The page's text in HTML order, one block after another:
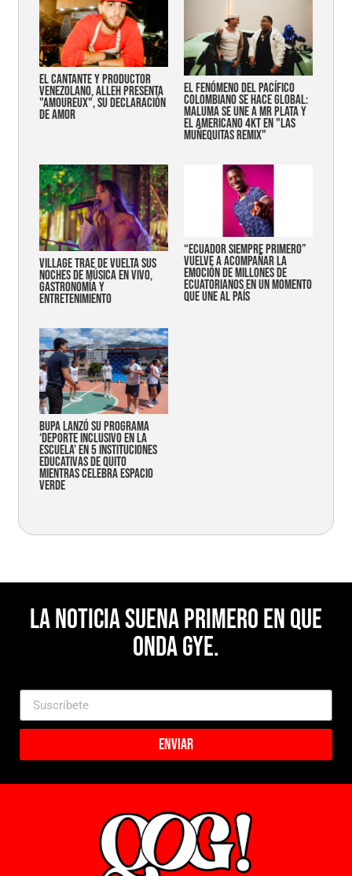
EL CANTANTE Y PRODUCTOR
VENEZOLANO, ALLEH PRESENTA
"AMOUREUX", SU DECLARACIÓN
DE AMOR
EL FENÓMENO DEL PACÍFICO
COLOMBIANO SE HACE GLOBAL:
MALUMA SE UNE A MR PLATA Y
EL AMERICANO 4KT EN "LAS
MUÑEQUITAS REMIX"
Village trae de vuelta sus
noches de música en vivo,
gastronomía y
entretenimiento
“Ecuador siempre primero”
vuelve a acompañar la
emoción de millones de
ecuatorianos en un momento
que une al país
Bupa lanzó su programa
‘Deporte Inclusivo en la
Escuela’ en 5 instituciones
educativas de Quito
mientras celebra espacio
verde
La noticia suena primero en Que
Onda Gye.
Enviar